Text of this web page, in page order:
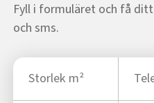
Fyll i formuläret och få
och sms.